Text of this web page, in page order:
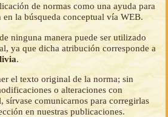
de normas como una ayuda para
la búsqueda conceptual vía WEB.
ninguna manera puede ser utilizado
ya que dicha atribución corresponde a
.
el texto original de la norma; sin
o alteraciones con
sírvase comunicarnos para corregirlas
en nuestras publicaciones.